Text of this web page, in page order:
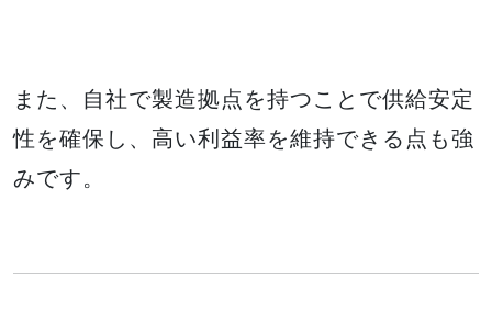
また、自社で製造拠点を持つことで供給安定
性を確保し、高い利益率を維持できる点も強
みです。